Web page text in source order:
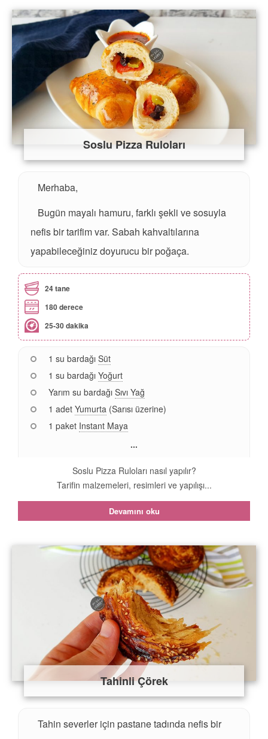
Soslu Pizza Ruloları
Merhaba,
Bugün mayalı hamuru, farklı şekli ve sosuyla
nefis bir tarifim var. Sabah kahvaltılarına
yapabileceğiniz doyurucu bir poğaça.
24 tane
180 derece
25-30 dakika
1 su bardağı Süt
1 su bardağı Yoğurt
Yarım su bardağı Sıvı Yağ
1 adet Yumurta (Sarısı üzerine)
1 paket Instant Maya
...
Soslu Pizza Ruloları nasıl yapılır?
Tarifin malzemeleri, resimleri ve yapılışı...
Devamını oku
Tahinli Çörek
Tahin severler için pastane tadında nefis bir